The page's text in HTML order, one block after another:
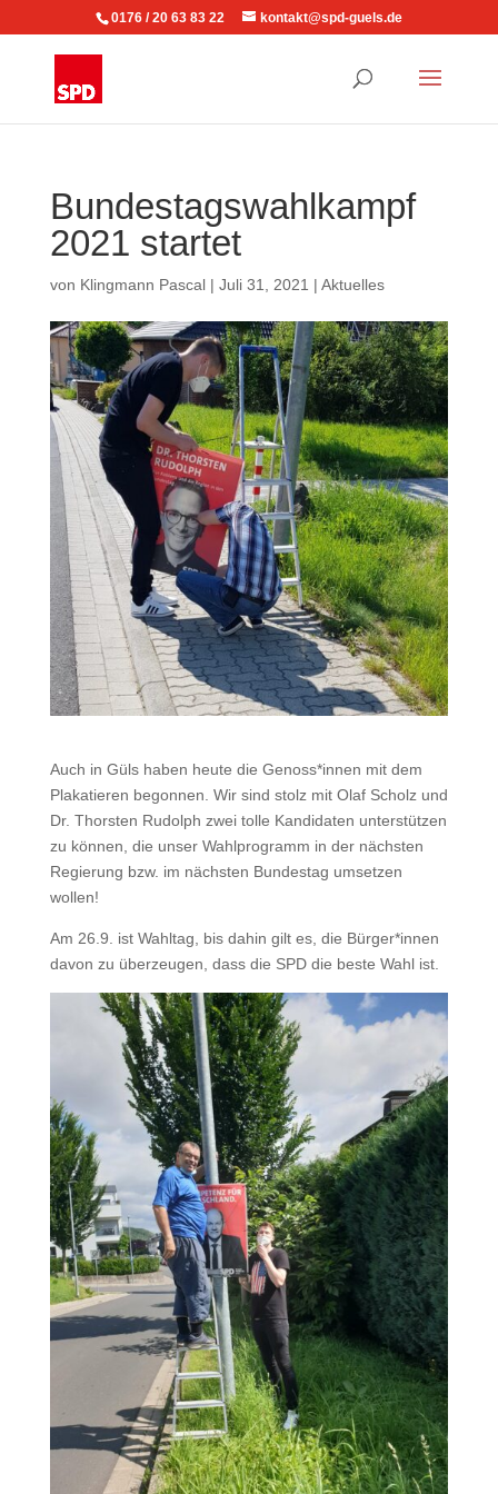
0176 / 20 63 83 22 kontakt@spd-guels.de
Bundestagswahlkampf
2021 startet
von Klingmann Pascal| Juli 31, 2021 | Aktuelles
Auch in Güls haben heute die Genoss*innen mit dem
Plakatieren begonnen. Wir sind stolz mit Olaf Scholz und
Dr. Thorsten Rudolph zwei tolle Kandidaten unterstützen
zu können, die unser Wahlprogramm in der nächsten
Regierung bzw. im nächsten Bundestag umsetzen
wollen!
Am 26.9. ist Wahltag, bis dahin gilt es, die Bürger*innen
davon zu überzeugen, dass die SPD die beste Wahl ist.